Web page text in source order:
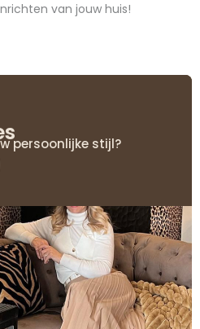
van jouw huis!
persoonlijke stijl?